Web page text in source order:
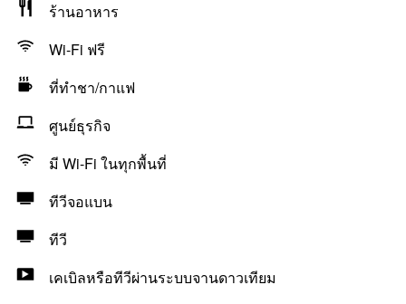
ร้านอาหาร
Wi-Fi ฟรี
ที่ทำชา/กาแฟ
ศูนย์ธุรกิจ
มี Wi-Fi ในทุกพื้นที่
ทีวีจอแบน
ทีวี
เคเบิลหรือทีวีผ่านระบบจานดาวเทียม